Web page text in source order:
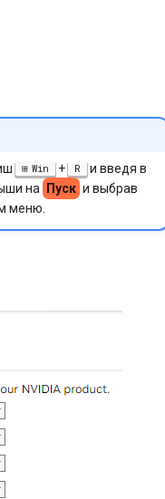
Win + R и введя в
на Пуск и выбрав
меню.